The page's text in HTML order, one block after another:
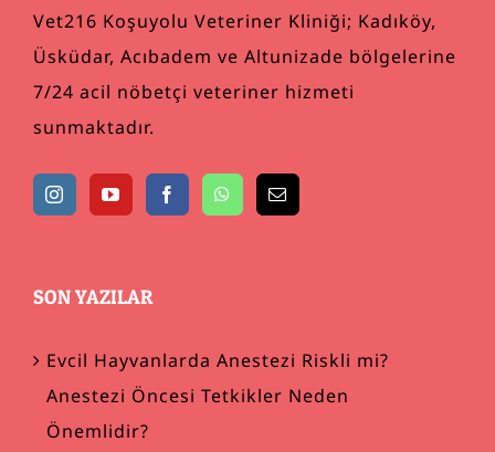
Vet216 Koşuyolu Veteriner Kliniği; Kadıköy,
Üsküdar, Acıbadem ve Altunizade bölgelerine
7/24 acil nöbetçi veteriner hizmeti
sunmaktadır.
SON YAZILAR
Evcil Hayvanlarda Anestezi Riskli mi?
Anestezi Öncesi Tetkikler Neden
Önemlidir?